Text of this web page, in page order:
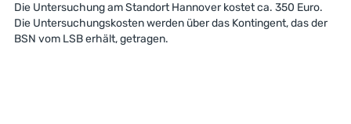
Die Untersuchung am Standort Hannover kostet ca. 350 Euro.
Die Untersuchungskosten werden über das Kontingent, das der
BSN vom LSB erhält, getragen.